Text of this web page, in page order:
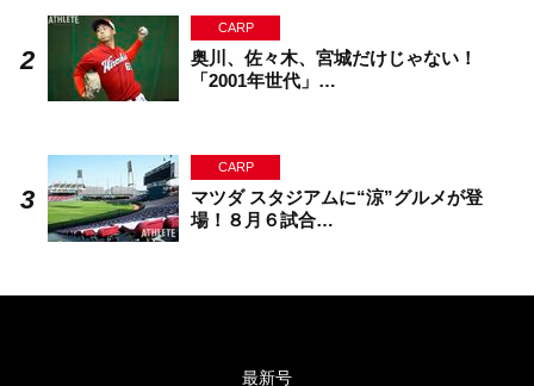
CARP
奥川、佐々木、宮城だけじゃない！
「2001年世代」…
CARP
マツダ スタジアムに“涼”グルメが登
場！８月６試合…
最新号